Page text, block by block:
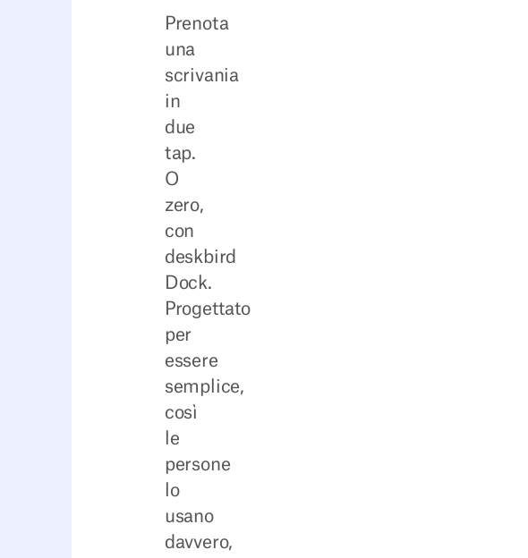
Prenota
una
scrivania
in
due
tap.
O
zero,
con
deskbird
Dock.
Progettato
per
essere
semplice,
così
le
persone
lo
usano
davvero,